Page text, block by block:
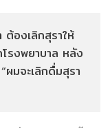
องเลิกสุราให้
รงพยาบาล หลัง
มจะเลิกดื่มสุรา